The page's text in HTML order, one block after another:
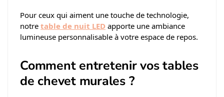
Pour ceux qui aiment une touche de technologie,
notre table de nuit LED apporte une ambiance
lumineuse personnalisable à votre espace de repos.
Comment entretenir vos tables
de chevet murales ?